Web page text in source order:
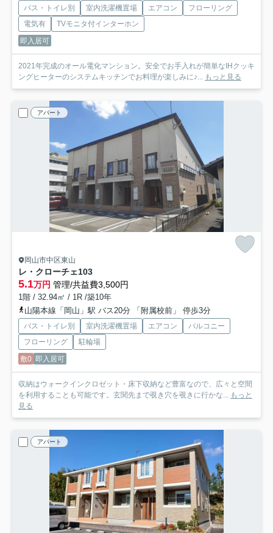
バス・トイレ別 室内洗濯機置場 エアコン
フローリング
電気有
TVモニタ付インターホン
即入居可
2021年完成のオール電化マンション。安全でお手入れが簡単なIHクッキ
ングヒーターのシステムキッチンでお料理が楽しみに♪...
もっと見る
アパート
岡山市中区東山
レ・クローチェ103
5.1万円 管理/共益費3,500円
1階 / 32.94㎡ / 1R /築10年
山陽本線「岡山」駅 バス20分 「附属校前」 停歩3分
バス・トイレ別 室内洗濯機置場 エアコン
バルコニー
フローリング
駐輪場
敷0 即入居可
収納はウォークインクロゼット・床下収納など豊富なので、広々と空間
を利用することも可能です。玄関先まで覗き穴を覗きに行かな...
もっと
見る
アパート